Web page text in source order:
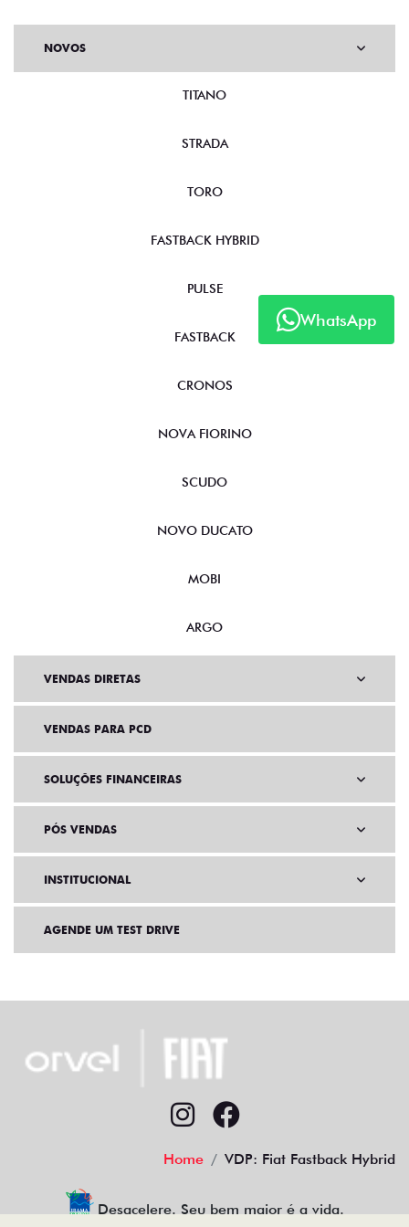
WhatsApp
NOVOS
TITANO
STRADA
TORO
FASTBACK HYBRID
PULSE
FASTBACK
CRONOS
NOVA FIORINO
SCUDO
NOVO DUCATO
MOBI
ARGO
VENDAS DIRETAS
VENDAS PARA PCD
SOLUÇÕES FINANCEIRAS
PÓS VENDAS
INSTITUCIONAL
AGENDE UM TEST DRIVE
Home VDP: Fiat Fastback Hybrid
Desacelere. Seu bem maior é a vida.